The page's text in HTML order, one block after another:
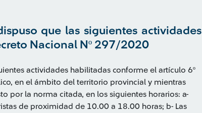
que las siguientes actividades
Nacional Nº 297/2020
actividades habilitadas conforme el artículo 6º
en el ámbito del territorio provincial y mientras
por la norma citada, en los siguientes horarios: a-
de proximidad de 10.00 a 18.00 horas; b- Las